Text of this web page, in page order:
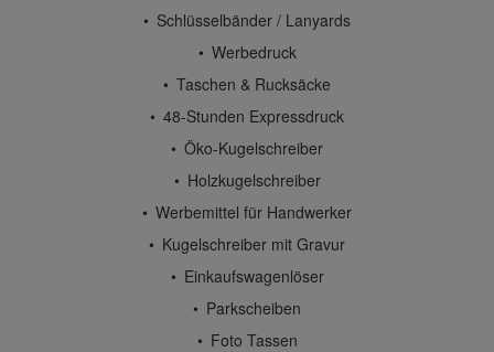
Schlüsselbänder / Lanyards
Werbedruck
Taschen & Rucksäcke
48-Stunden Expressdruck
Öko-Kugelschreiber
Holzkugelschreiber
Werbemittel für Handwerker
Kugelschreiber mit Gravur
Einkaufswagenlöser
Parkscheiben
Foto Tassen